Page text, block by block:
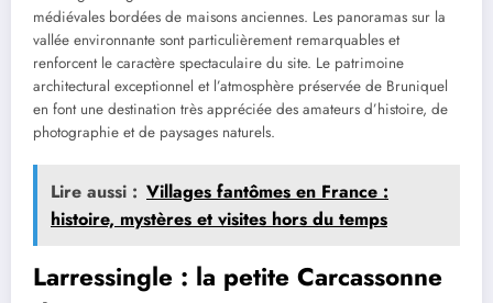
médiévales bordées de maisons anciennes. Les panoramas sur la
vallée environnante sont particulièrement remarquables et
renforcent le caractère spectaculaire du site. Le patrimoine
architectural exceptionnel et l’atmosphère préservée de Bruniquel
en font une destination très appréciée des amateurs d’histoire, de
photographie et de paysages naturels.
Lire aussi : Villages fantômes en France :
histoire, mystères et visites hors du temps
Larressingle : la petite Carcassonne